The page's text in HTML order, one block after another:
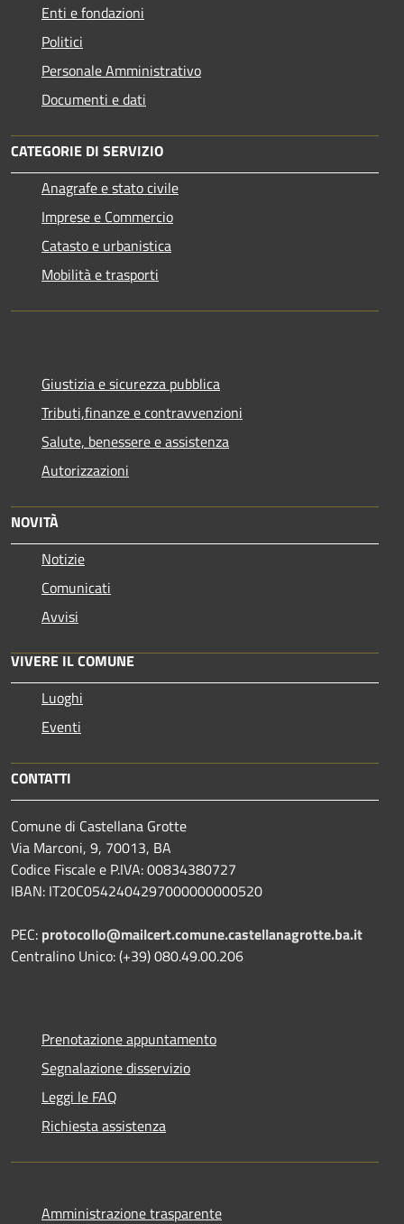
Enti e fondazioni
Politici
Personale Amministrativo
Documenti e dati
CATEGORIE DI SERVIZIO
Anagrafe e stato civile
Imprese e Commercio
Catasto e urbanistica
Mobilità e trasporti
Giustizia e sicurezza pubblica
Tributi,finanze e contravvenzioni
Salute, benessere e assistenza
Autorizzazioni
NOVITÀ
Notizie
Comunicati
Avvisi
VIVERE IL COMUNE
Luoghi
Eventi
CONTATTI
Comune di Castellana Grotte
Via Marconi, 9, 70013, BA
Codice Fiscale e P.IVA: 00834380727
IBAN: IT20C0542404297000000000520
PEC: protocollo@mailcert.comune.castellanagrotte.ba.it
Centralino Unico: (+39) 080.49.00.206
Prenotazione appuntamento
Segnalazione disservizio
Leggi le FAQ
Richiesta assistenza
Amministrazione trasparente